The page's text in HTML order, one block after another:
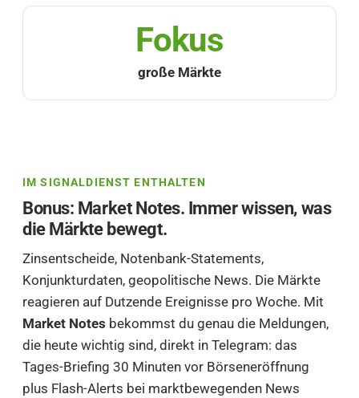
Fokus
große Märkte
IM SIGNALDIENST ENTHALTEN
Bonus: Market Notes. Immer wissen, was
die Märkte bewegt.
Zinsentscheide, Notenbank-Statements,
Konjunkturdaten, geopolitische News. Die Märkte
reagieren auf Dutzende Ereignisse pro Woche. Mit
Market Notes bekommst du genau die Meldungen,
die heute wichtig sind, direkt in Telegram: das
Tages-Briefing 30 Minuten vor Börseneröffnung
plus Flash-Alerts bei marktbewegenden News